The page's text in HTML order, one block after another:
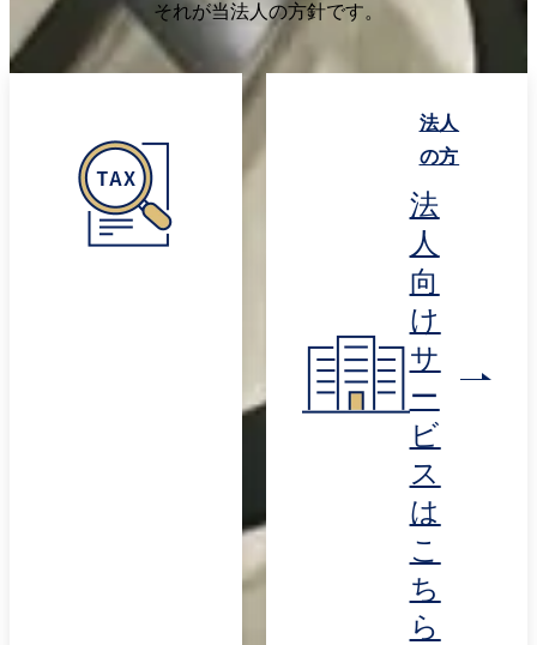
それが当法人の方針です。
法人
の方
法
人
向
け
サ
ー
ビ
ス
は
こ
ち
ら